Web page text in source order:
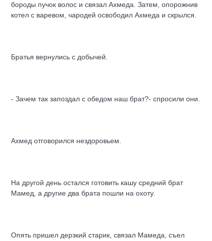
бороды пучок волос и связал Ахмеда. Затем, опорожнив
котел с варевом, чародей освободил Ахмеда и скрылся.
Братья вернулись с добычей.
- Зачем так запоздал с обедом наш брат?- спросили они.
Ахмед отговорился нездоровьем.
На другой день остался готовить кашу средний брат
Мамед, а другие два брата пошли на охоту.
Опять пришел дерзкий старик, связал Мамеда, съел